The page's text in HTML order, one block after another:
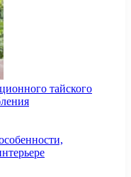
тайского